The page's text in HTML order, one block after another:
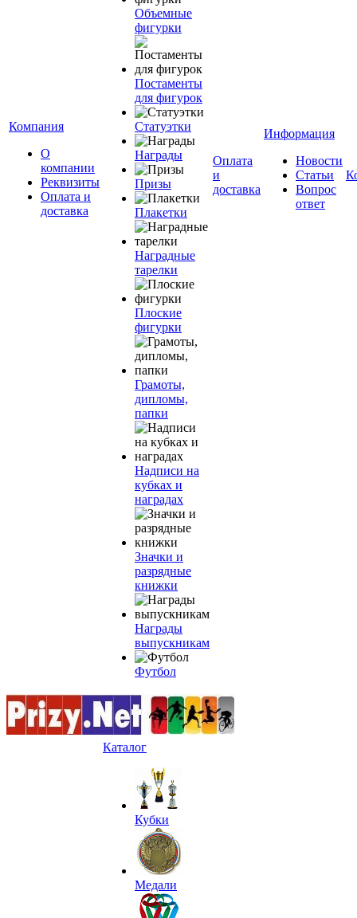
Компания
О
компании
Реквизиты
Оплата и
доставка
Объемные
фигурки
Постаменты
для фигурок
Статуэтки
Награды
Призы
Плакетки
Наградные
тарелки
Плоские
фигурки
Грамоты,
дипломы,
папки
Надписи на
кубках и
наградах
Значки и
разрядные
книжки
Награды
выпускникам
Футбол
Оплата
и
доставка
Информация
Новости
Статьи
Вопрос
ответ
Каталог
Кубки
Медали